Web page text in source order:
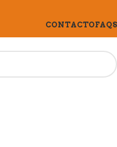
CONTACTOFAQS